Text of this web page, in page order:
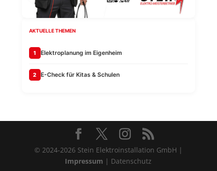
AKTUELLE THEMEN
1 Elektroplanung im Eigenheim
2 E-Check für Kitas & Schulen
© 2024-2026 Stein Elektroinstallation GmbH |
Impressum | Datenschutz